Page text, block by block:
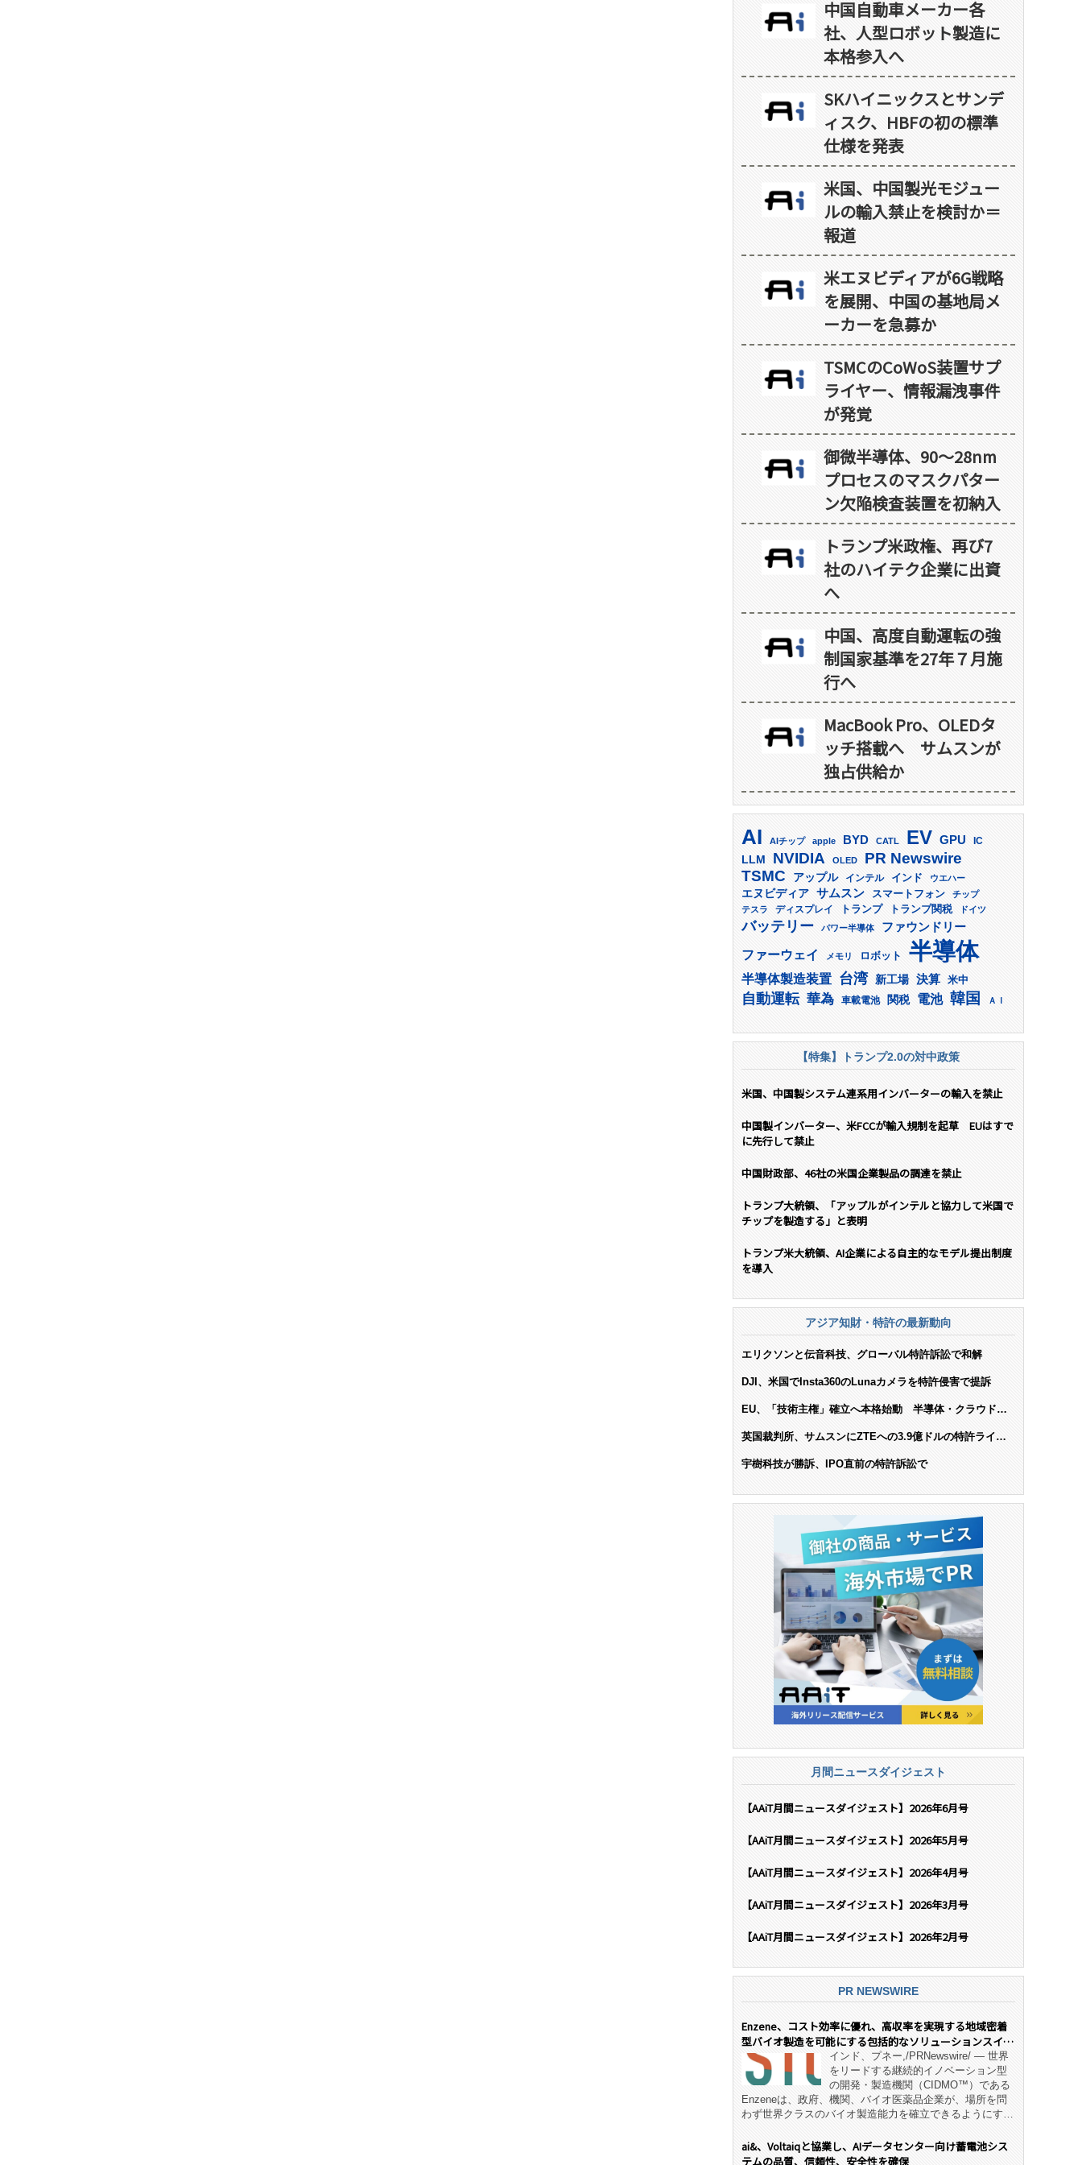
中国自動車メーカー各
社、人型ロボット製造に
本格参入へ
SKハイニックスとサンデ
ィスク、HBFの初の標準
仕様を発表
米国、中国製光モジュー
ルの輸入禁止を検討か＝
報道
米エヌビディアが6G戦略
を展開、中国の基地局メ
ーカーを急募か
TSMCのCoWoS装置サプ
ライヤー、情報漏洩事件
が発覚
御微半導体、90～28nm
プロセスのマスクパター
ン欠陥検査装置を初納入
トランプ米政権、再び7
社のハイテク企業に出資
へ
中国、高度自動運転の強
制国家基準を27年７月施
行へ
MacBook Pro、OLEDタ
ッチ搭載へ サムスンが
独占供給か
AI AIチップ apple BYD CATL EV GPU IC
LLM NVIDIA OLED PR Newswire
TSMC アップル インテル インド ウエハー
エヌビディア サムスン スマートフォン
チップ
テスラ
ディスプレイ トランプ トランプ関税 ドイツ
バッテリー パワー半導体 ファウンドリー
ファーウェイ メモリ ロボット 半導体
半導体製造装置 台湾 新工場 決算 米中
自動運転 華為 車載電池 関税 電池 韓国 ＡＩ
【特集】トランプ2.0の対中政策
米国、中国製システム連系用インバーターの輸入を禁止
中国製インバーター、米FCCが輸入規制を起草 EUはすで
に先行して禁止
中国財政部、46社の米国企業製品の調達を禁止
トランプ大統領、「アップルがインテルと協力して米国で
チップを製造する」と表明
トランプ米大統領、AI企業による自主的なモデル提出制度
を導入
アジア知財・特許の最新動向
エリクソンと伝音科技、グローバル特許訴訟で和解
DJI、米国でInsta360のLunaカメラを特許侵害で提訴
EU、「技術主権」確立へ本格始動 半導体・クラウド・
英国裁判所、サムスンにZTEへの3.9億ドルの特許ライセ
宇樹科技が勝訴、IPO直前の特許訴訟で
月間ニュースダイジェスト
【AAiT月間ニュースダイジェスト】2026年6月号
【AAiT月間ニュースダイジェスト】2026年5月号
【AAiT月間ニュースダイジェスト】2026年4月号
【AAiT月間ニュースダイジェスト】2026年3月号
【AAiT月間ニュースダイジェスト】2026年2月号
PR NEWSWIRE
Enzene、コスト効率に優れ、高収率を実現する地域密着
型バイオ製造を可能にする包括的なソリューションスイー
ト「NeX™」 をリリースインド、プネー,/PRNewswire/ — 世界
をリードする継続的イノベーション型
の開発・製造機関（CIDMO™）である
Enzeneは、政府、機関、バイオ医薬品企業が、場所を問
わず世界クラスのバイオ製造能力を確立できるようにす
デル「NeX™」の立ち上げを発表しました。 同社の実績
あるEnzeneX® fully‑connected continuous
ai&、Voltaiqと協業し、AIデータセンター向け蓄電池シス
テムの品質、信頼性、安全性を確保